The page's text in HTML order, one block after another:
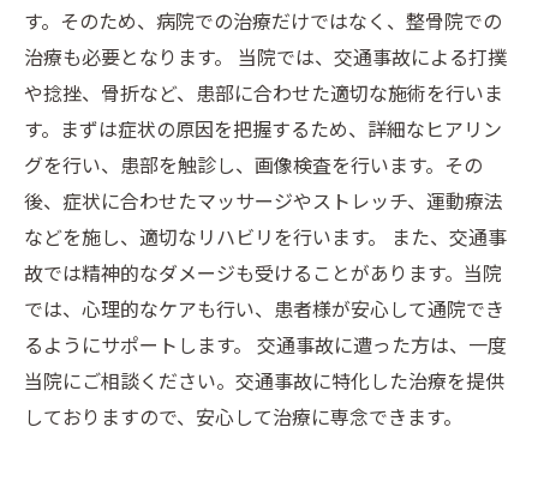
す。そのため、病院での治療だけではなく、整骨院での
治療も必要となります。 当院では、交通事故による打撲
や捻挫、骨折など、患部に合わせた適切な施術を行いま
す。まずは症状の原因を把握するため、詳細なヒアリン
グを行い、患部を触診し、画像検査を行います。その
後、症状に合わせたマッサージやストレッチ、運動療法
などを施し、適切なリハビリを行います。 また、交通事
故では精神的なダメージも受けることがあります。当院
では、心理的なケアも行い、患者様が安心して通院でき
るようにサポートします。 交通事故に遭った方は、一度
当院にご相談ください。交通事故に特化した治療を提供
しておりますので、安心して治療に専念できます。